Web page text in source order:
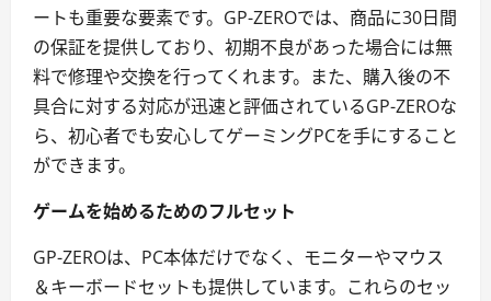
ートも重要な要素です。GP-ZEROでは、商品に30日間
の保証を提供しており、初期不良があった場合には無
料で修理や交換を行ってくれます。また、購入後の不
具合に対する対応が迅速と評価されているGP-ZEROな
ら、初心者でも安心してゲーミングPCを手にすること
ができます。
ゲームを始めるためのフルセット
GP-ZEROは、PC本体だけでなく、モニターやマウス
＆キーボードセットも提供しています。これらのセッ